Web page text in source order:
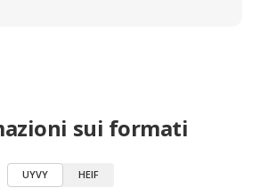
sui formati
UYVY HEIF